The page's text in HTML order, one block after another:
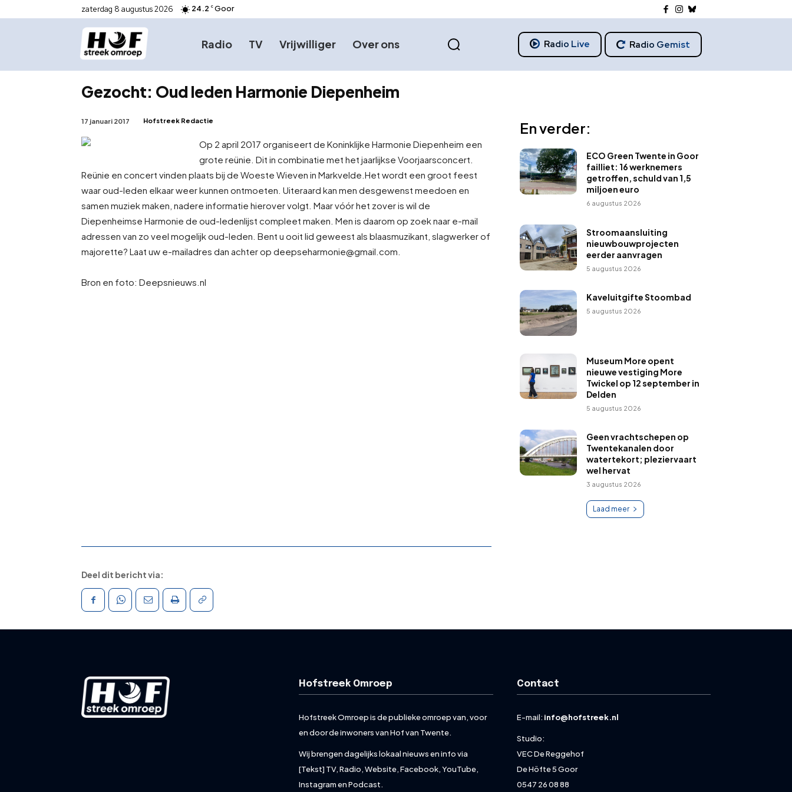
zaterdag 8 augustus 2026 24.2 C Goor
Radio TV Vrijwilliger Over ons Radio Live Radio Gemist
Gezocht: Oud leden Harmonie Diepenheim
17 januari 2017 Hofstreek Redactie
Op 2 april 2017 organiseert de Koninklijke Harmonie Diepenheim een
grote reünie. Dit in combinatie met het jaarlijkse Voorjaarsconcert.
Reünie en concert vinden plaats bij de Woeste Wieven in Markvelde. Het wordt een groot feest
waar oud-leden elkaar weer kunnen ontmoeten. Uiteraard kan men desgewenst meedoen en
samen muziek maken, nadere informatie hierover volgt. Maar vóór het zover is wil de
Diepenheimse Harmonie de oud-ledenlijst compleet maken. Men is daarom op zoek naar e-mail
adressen van zo veel mogelijk oud-leden. Bent u ooit lid geweest als blaasmuzikant, slagwerker of
majorette? Laat uw e-mailadres dan achter op deepseharmonie@gmail.com.
Bron en foto: Deepsnieuws.nl
En verder:
ECO Green Twente in Goor
failliet: 16 werknemers
getroffen, schuld van 1,5
miljoen euro
6 augustus 2026
Stroomaansluiting
nieuwbouwprojecten
eerder aanvragen
5 augustus 2026
Kaveluitgifte Stoombad
5 augustus 2026
Museum More opent
nieuwe vestiging More
Twickel op 12 september in
Delden
5 augustus 2026
Geen vrachtschepen op
Twentekanalen door
watertekort; pleziervaart
wel hervat
3 augustus 2026
Laad meer
Deel dit bericht via:
Hofstreek Omroep
Hofstreek Omroep is de publieke omroep van, voor
en door de inwoners van Hof van Twente.
Wij brengen dagelijks lokaal nieuws en info via
[Tekst] TV, Radio, Website, Facebook, YouTube,
Instagram en Podcast.
Contact
E-mail: info@hofstreek.nl
Studio:
VEC De Reggehof
De Höfte 5 Goor
0547 26 08 88